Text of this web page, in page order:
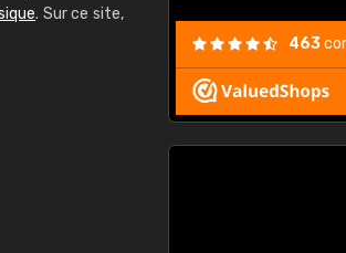
. Sur ce site,
463